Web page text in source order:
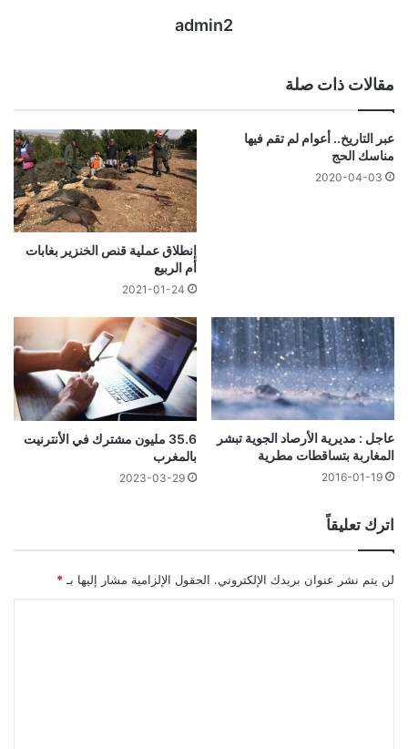
admin2
مقالات ذات صلة
عبر التاريخ.. أعوام لم تقم فيها
مناسك الحج
2020-04-03
إنطلاق عملية قنص الخنزير بغابات
أم الربيع
2021-01-24
عاجل : مديرية الأرصاد الجوية تبشر
المغاربة بتساقطات مطرية
2016-01-19
35.6 مليون مشترك في الأنترنيت
بالمغرب
2023-03-29
اترك تعليقاً
لن يتم نشر عنوان بريدك الإلكتروني. الحقول الإلزامية مشار إليها بـ *